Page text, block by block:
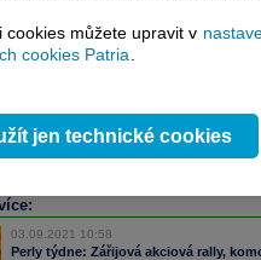
zpravodajství, ale i další služby
mailovézpravodajství,
03.09.2021 10:58
Perly týdne: Zářijová akciová rally,
cookies můžete upravit v
cookies Patria
jen technické cookies